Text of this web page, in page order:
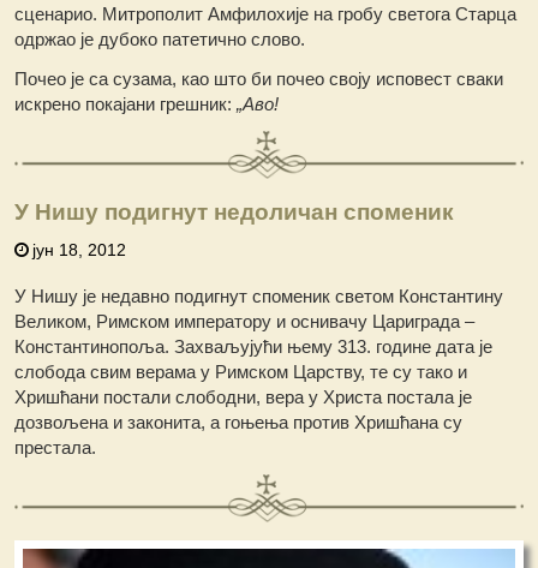
сценарио. Митрополит Амфилохије на гробу светога Старца
одржао је дубоко патетично слово.
Почео је са сузама, као што би почео своју исповест сваки
искрено покајани грешник:„Аво!
У Нишу подигнут недоличан споменик
јун 18, 2012
У Нишу је недавно подигнут споменик светом Константину
Великом, Римском императору и оснивачу Цариграда –
Константинопоља. Захваљујући њему 313. године дата је
слобода свим верама у Римском Царству, те су тако и
Хришћани постали слободни, вера у Христа постала је
дозвољена и законита, а гоњења против Хришћана су
престала.